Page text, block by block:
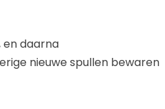
en daarna
nieuwe spullen bewaren